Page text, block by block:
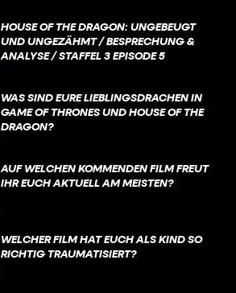
HOUSE OF THE DRAGON: UNGEBEUGT
UND UNGEZÄHMT / BESPRECHUNG &
ANALYSE / STAFFEL 3 EPISODE 5
WAS SIND EURE LIEBLINGSDRACHEN IN
GAME OF THRONES UND HOUSE OF THE
DRAGON?
AUF WELCHEN KOMMENDEN FILM FREUT
IHR EUCH AKTUELL AM MEISTEN?
WELCHER FILM HAT EUCH ALS KIND SO
RICHTIG TRAUMATISIERT?